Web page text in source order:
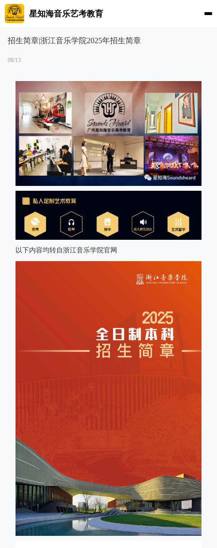
星知海音乐艺考教育
招生简章|浙江音乐学院2025年招生简章
08/13
以下内容均转自浙江音乐学院官网